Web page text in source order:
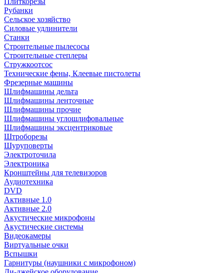
Рубанки
Сельское хозяйство
Силовые удлинители
Станки
Строительные пылесосы
Строительные степлеры
Стружкоотсос
Технические фены, Клеевые пистолеты
Фрезерные машины
Шлифмашины дельта
Шлифмашины ленточные
Шлифмашины прочие
Шлифмашины углошлифовальные
Шлифмашины эксцентриковые
Штроборезы
Шуруповерты
Электроточила
Электроника
Кронштейны для телевизоров
Аудиотехника
DVD
Активные 1.0
Активные 2.0
Акустические микрофоны
Акустические системы
Видеокамеры
Виртуальные очки
Вспышки
Гарнитуры (наушники с микрофоном)